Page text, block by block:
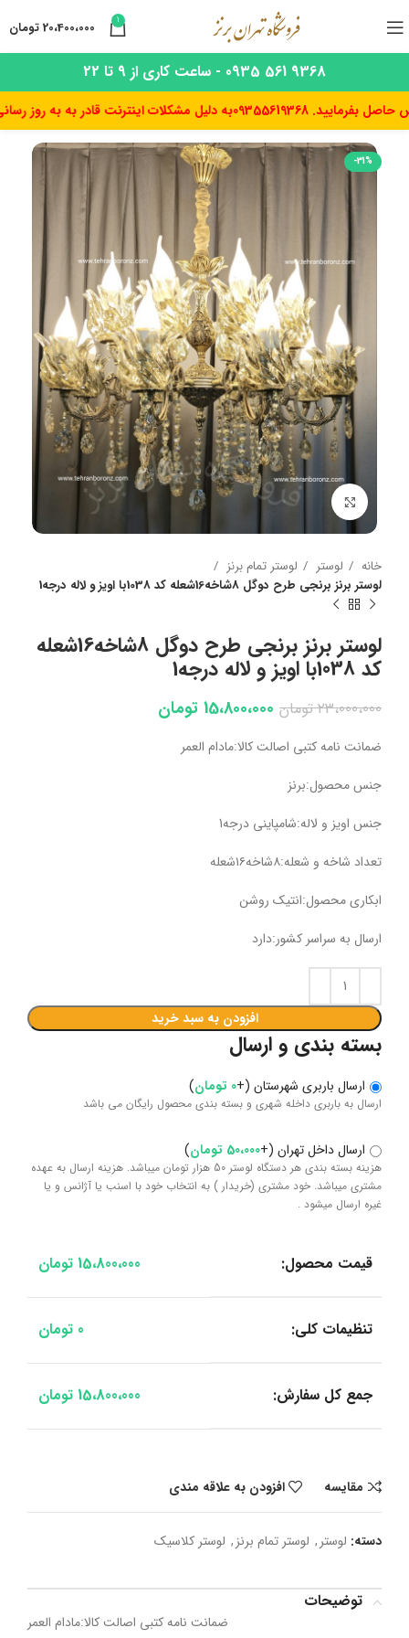
1 20،400،000تومان
9368 561 0935 - ساعت کاری از 9 تا 22
به دلیل مشکلات اینترنت قادر به به روز رسانی 09355619368
-31%
بزرگنمایی تصویر
خانه لوستر
لوستر تمام برنز
لوستر برنز برنجی طرح دوگل 8شاخه16شعله کد 1038با اویز و لاله درجه1
لوستر برنز برنجی طرح دوگل 8شاخه16شعله
کد 1038با اویز و لاله درجه1
23،000،000تومان 15،800،000 تومان
ضمانت نامه کتبی اصالت کالا:مادام العمر
جنس محصول:برنز
جنس اویز و لاله:شامپاینی درجه1
تعداد شاخه و شعله:۸شاخه۱۶شعله
ابکاری محصول:انتیک روشن
ارسال به سراسر کشور:دارد
افزودن به سبد خرید
بسته بندی و ارسال
ارسال باربری شهرستان (
+
0 تومان)
ارسال به باربری داخله شهری و بسته بندی محصول رایگان می باشد
ارسال داخل تهران (
+50،000 تومان)
هزینه بسته بندی هر دستگاه لوستر 50 هزار تومان میباشد. هزینه ارسال به عهده
مشتری میباشد. خود مشتری (خریدار ) به انتخاب خود با اسنب یا آژانس و یا
غیره ارسال میشود .
قیمت محصول: 15،800،000 تومان
تنظیمات کلی: 0 تومان
جمع کل سفارش: 15،800،000 تومان
مقایسه افزودن به علاقه مندی
دسته: لوستر , لوستر تمام برنز , لوستر کلاسیک
توضیحات
ضمانت نامه کتبی اصالت کالا:مادام العمر